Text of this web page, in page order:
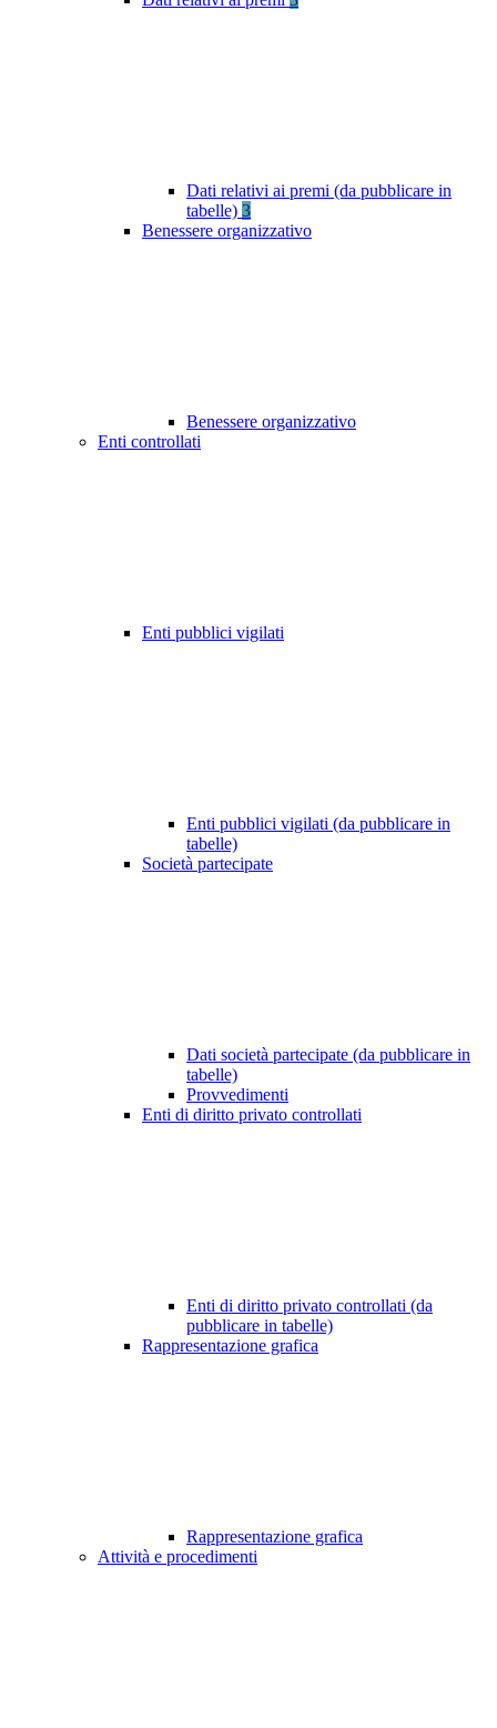
Dati relativi ai premi (da pubblicare in
tabelle) 3
Benessere organizzativo
Benessere organizzativo
Enti controllati
Enti pubblici vigilati
Enti pubblici vigilati (da pubblicare in
tabelle)
Società partecipate
Dati società partecipate (da pubblicare in
tabelle)
Provvedimenti
Enti di diritto privato controllati
Enti di diritto privato controllati (da
pubblicare in tabelle)
Rappresentazione grafica
Rappresentazione grafica
Attività e procedimenti